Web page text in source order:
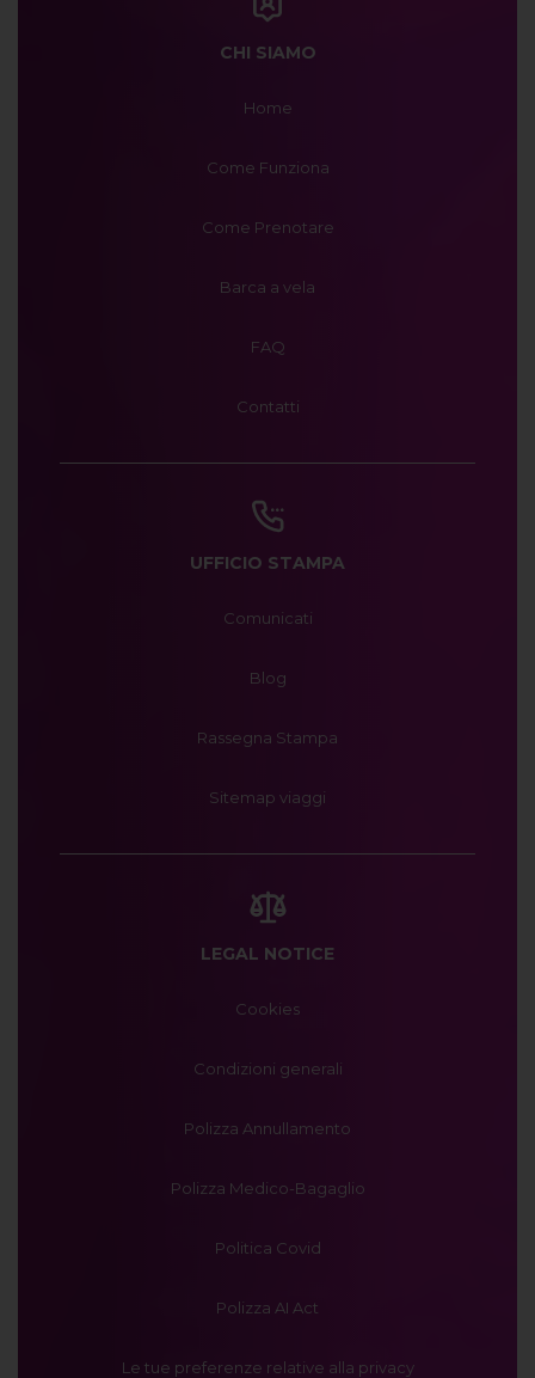
CHI SIAMO
Home
Come Funziona
Come Prenotare
Barca a vela
FAQ
Contatti
UFFICIO STAMPA
Comunicati
Blog
Rassegna Stampa
Sitemap viaggi
LEGAL NOTICE
Cookies
Condizioni generali
Polizza Annullamento
Polizza Medico-Bagaglio
Politica Covid
Polizza AI Act
Le tue preferenze relative alla privacy